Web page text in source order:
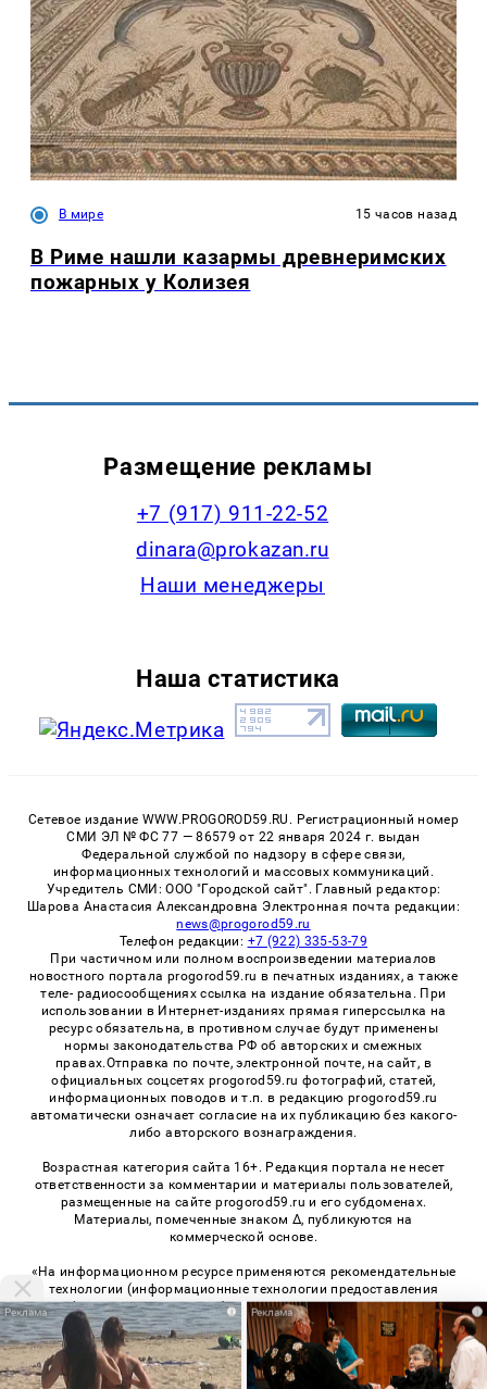
В мире 15 часов назад
В Риме нашли казармы древнеримских
пожарных у Колизея
Размещение рекламы
+7 (917) 911-22-52
dinara@prokazan.ru
Наши менеджеры
Наша статистика
Сетевое издание WWW.PROGOROD59.RU. Регистрационный номер
СМИ ЭЛ № ФС 77 — 86579 от 22 января 2024 г. выдан
Федеральной службой по надзору в сфере связи,
информационных технологий и массовых коммуникаций.
Учредитель СМИ: ООО "Городской сайт". Главный редактор:
Шарова Анастасия Александровна Электронная почта редакции:
news@progorod59.ru
Телефон редакции: +7 (922) 335-53-79
При частичном или полном воспроизведении материалов
новостного портала progorod59.ru в печатных изданиях, а также
теле- радиосообщениях ссылка на издание обязательна. При
использовании в Интернет-изданиях прямая гиперссылка на
ресурс обязательна, в противном случае будут применены
нормы законодательства РФ об авторских и смежных
правах.Отправка по почте, электронной почте, на сайт, в
официальных соцсетях progorod59.ru фотографий, статей,
информационных поводов и т.п. в редакцию progorod59.ru
автоматически означает согласие на их публикацию без какого-
либо авторского вознаграждения.
Возрастная категория сайта 16+. Редакция портала не несет
ответственности за комментарии и материалы пользователей,
размещенные на сайте progorod59.ru и его субдоменах.
Материалы, помеченные знаком Δ, публикуются на
коммерческой основе.
«На информационном ресурсе применяются рекомендательные
технологии (информационные технологии предоставления
информации на основе сбора, систематизации и анализа
сведений, относящихся к предпочтениям пользователей сети
«Интернет», находящихся на территории Российской
Федерации)». Правила применения рекомендательных
технологий в виджетах рекламно-обменной сети«СМИ2» (PDF),
i i